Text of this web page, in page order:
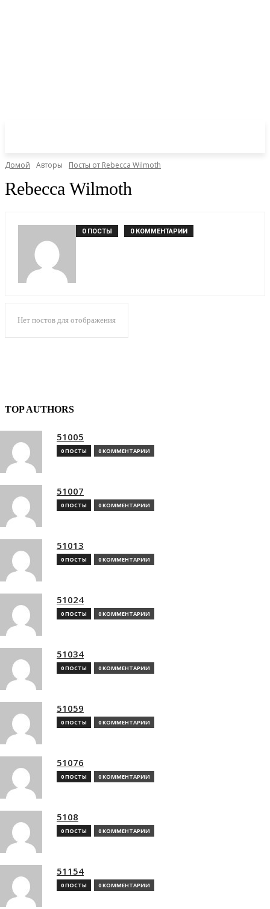
Домой Авторы Посты от Rebecca Wilmoth
Rebecca Wilmoth
0 ПОСТЫ 0 КОММЕНТАРИИ
Нет постов для отображения
TOP AUTHORS
51005
0 ПОСТЫ 0 КОММЕНТАРИИ
51007
0 ПОСТЫ 0 КОММЕНТАРИИ
51013
0 ПОСТЫ 0 КОММЕНТАРИИ
51024
0 ПОСТЫ 0 КОММЕНТАРИИ
51034
0 ПОСТЫ 0 КОММЕНТАРИИ
51059
0 ПОСТЫ 0 КОММЕНТАРИИ
51076
0 ПОСТЫ 0 КОММЕНТАРИИ
5108
0 ПОСТЫ 0 КОММЕНТАРИИ
51154
0 ПОСТЫ 0 КОММЕНТАРИИ